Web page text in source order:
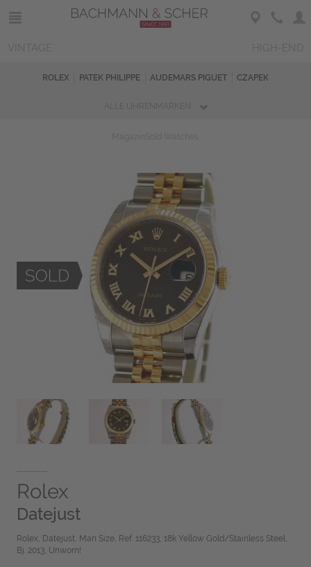
ROLEX PATEK PHILIPPE AUDEMARS PIGUET CZAPEK
Rolex
Datejust
Rolex, Datejust, Man Size, Ref. 116233, 18k Yellow Gold/Stainless Steel,
Bj. 2013, Unworn!